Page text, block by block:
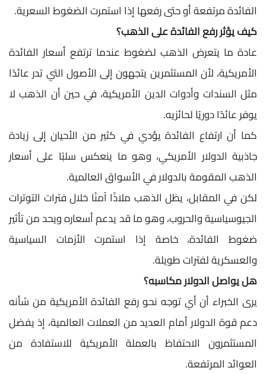
الفائدة مرتفعة أو حتى رفعها إذا استمرت الضغوط السعرية.
كيف يؤثر رفع الفائدة على الذهب؟
عادة ما يتعرض الذهب لضغوط عندما ترتفع أسعار الفائدة
الأمريكية، لأن المستثمرين يتجهون إلى الأصول التي تدر عائدًا
مثل السندات وأدوات الدين الأمريكية، في حين أن الذهب لا
يوفر عائدًا دوريًا لحائزيه.
كما أن ارتفاع الفائدة يؤدي في كثير من الأحيان إلى زيادة
جاذبية الدولار الأمريكي، وهو ما ينعكس سلبًا على أسعار
الذهب المقومة بالدولار في الأسواق العالمية.
لكن في المقابل، يظل الذهب ملاذًا آمنًا خلال فترات التوترات
الجيوسياسية والحروب، وهو ما قد يدعم أسعاره ويحد من تأثير
ضغوط الفائدة، خاصة إذا استمرت الأزمات السياسية
والعسكرية لفترات طويلة.
هل يواصل الدولار مكاسبه؟
يرى الخبراء أن أي توجه نحو رفع الفائدة الأمريكية من شأنه
دعم قوة الدولار أمام العديد من العملات العالمية، إذ يفضل
المستثمرون الاحتفاظ بالعملة الأمريكية للاستفادة من
العوائد المرتفعة.